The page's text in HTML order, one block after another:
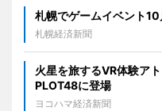
札幌でゲームイベント
札幌経済新聞
火星を旅するVR体験ア
PLOT48に登場
ヨコハマ経済新聞